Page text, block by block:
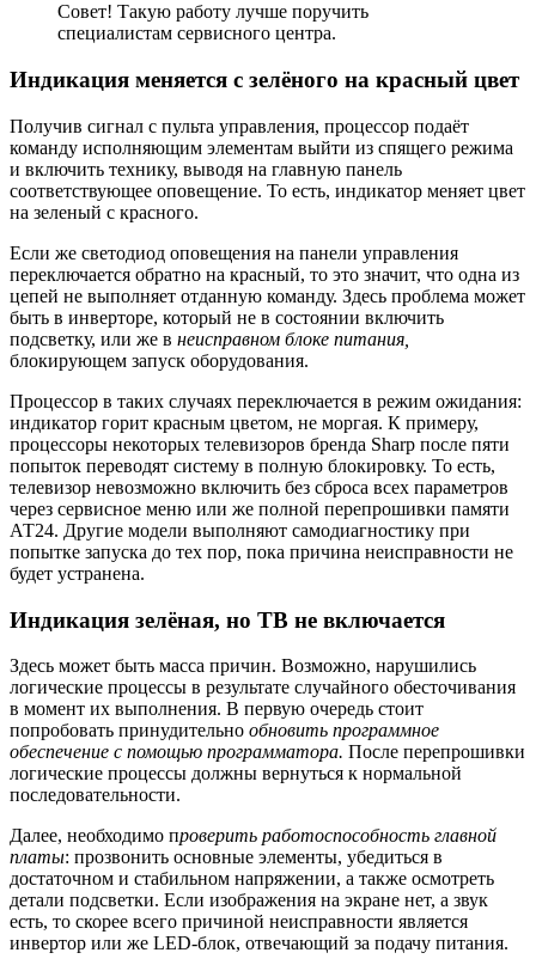
Совет! Такую работу лучше поручить
специалистам сервисного центра.
Индикация меняется с зелёного на красный цвет
Получив сигнал с пульта управления, процессор подаёт
команду исполняющим элементам выйти из спящего режима
и включить технику, выводя на главную панель
соответствующее оповещение. То есть, индикатор меняет цвет
на зеленый с красного.
Если же светодиод оповещения на панели управления
переключается обратно на красный, то это значит, что одна из
цепей не выполняет отданную команду. Здесь проблема может
быть в инверторе, который не в состоянии включить
подсветку, или же в неисправном блоке питания,
блокирующем запуск оборудования.
Процессор в таких случаях переключается в режим ожидания:
индикатор горит красным цветом, не моргая. К примеру,
процессоры некоторых телевизоров бренда Sharp после пяти
попыток переводят систему в полную блокировку. То есть,
телевизор невозможно включить без сброса всех параметров
через сервисное меню или же полной перепрошивки памяти
АТ24. Другие модели выполняют самодиагностику при
попытке запуска до тех пор, пока причина неисправности не
будет устранена.
Индикация зелёная, но ТВ не включается
Здесь может быть масса причин. Возможно, нарушились
логические процессы в результате случайного обесточивания
в момент их выполнения. В первую очередь стоит
попробовать принудительно обновить программное
обеспечение с помощью программатора. После перепрошивки
логические процессы должны вернуться к нормальной
последовательности.
Далее, необходимо проверить работоспособность главной
платы: прозвонить основные элементы, убедиться в
достаточном и стабильном напряжении, а также осмотреть
детали подсветки. Если изображения на экране нет, а звук
есть, то скорее всего причиной неисправности является
инвертор или же LED-блок, отвечающий за подачу питания.